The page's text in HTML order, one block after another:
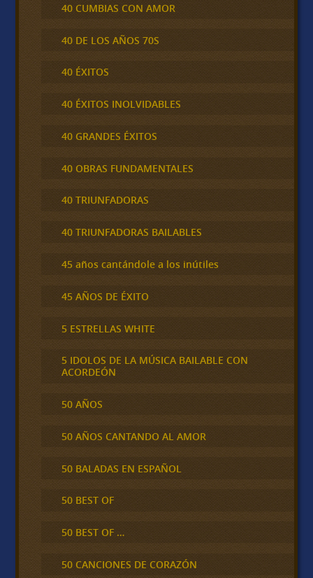
40 CUMBIAS CON AMOR
40 DE LOS AÑOS 70S
40 ÉXITOS
40 ÉXITOS INOLVIDABLES
40 GRANDES ÉXITOS
40 OBRAS FUNDAMENTALES
40 TRIUNFADORAS
40 TRIUNFADORAS BAILABLES
45 años cantándole a los inútiles
45 AÑOS DE ÉXITO
5 ESTRELLAS WHITE
5 IDOLOS DE LA MÚSICA BAILABLE CON
ACORDEÓN
50 AÑOS
50 AÑOS CANTANDO AL AMOR
50 BALADAS EN ESPAÑOL
50 BEST OF
50 BEST OF …
50 CANCIONES DE CORAZÓN